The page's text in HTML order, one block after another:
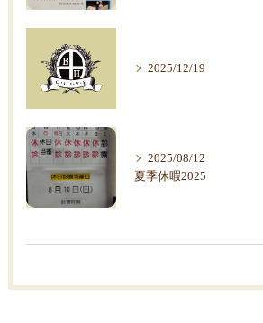
2025/12/19
2025/08/12
夏季休暇2025